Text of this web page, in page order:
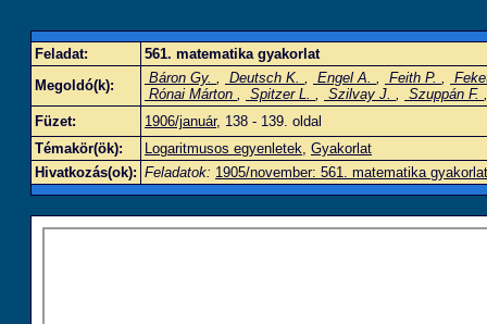
Feladat:
561. matematika gyakorlat
Megoldó(k):
Báron Gy. , Deutsch K. , Engel A. , Feith P. ,
Rónai Márton , Spitzer L. , Szilvay J. , Szuppán F.
Füzet:
1906/január, 138 - 139. oldal
Témakör(ök):
Logaritmusos egyenletek, Gyakorlat
Hivatkozás(ok): Feladatok: 1905/november: 561. matematika gyakorlat